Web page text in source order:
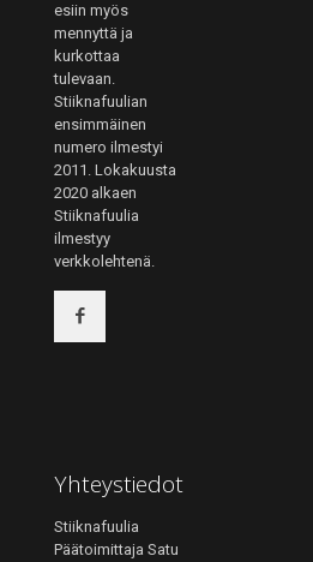
esiin myös
mennyttä ja
kurkottaa
tulevaan.
Stiiknafuulian
ensimmäinen
numero ilmestyi
2011. Lokakuusta
2020 alkaen
Stiiknafuulia
ilmestyy
verkkolehtenä.
Yhteystiedot
Stiiknafuulia
Päätoimittaja Satu